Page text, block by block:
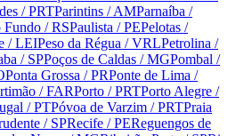
/ PRTParintins / AMParnaíba /
Fundo / RSPaulista / PEPelotas /
/ LEIPeso da Régua / VRLPetrolina /
/ SPPoços de Caldas / MGPombal /
Ponta Grossa / PRPonte de Lima /
/ FARPorto / PRTPorto Alegre /
/ PTPóvoa de Varzim / PRTPraia
/ SPRecife / PEReguengos de